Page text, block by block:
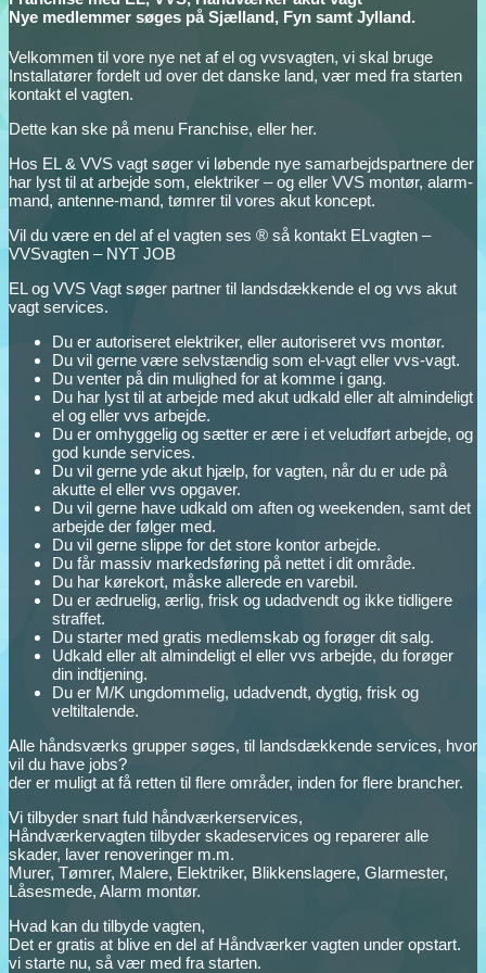
Nye medlemmer søges på Sjælland, Fyn samt Jylland.
Velkommen til vore nye net af el og vvsvagten, vi skal bruge
Installatører fordelt ud over det danske land, vær med fra starten
kontakt el vagten.
Dette kan ske på menu Franchise, eller her.
Hos EL & VVS vagt søger vi løbende nye samarbejdspartnere der
har lyst til at arbejde som, elektriker – og eller VVS montør, alarm-
mand, antenne-mand, tømrer til vores akut koncept.
Vil du være en del af el vagten ses ® så kontakt ELvagten –
VVSvagten – NYT JOB
EL og VVS Vagt søger partner til landsdækkende el og vvs akut
vagt services.
Du er autoriseret elektriker, eller autoriseret vvs montør.
Du vil gerne være selvstændig som el-vagt eller vvs-vagt.
Du venter på din mulighed for at komme i gang.
Du har lyst til at arbejde med akut udkald eller alt almindeligt
el og eller vvs arbejde.
Du er omhyggelig og sætter er ære i et veludført arbejde, og
god kunde services.
Du vil gerne yde akut hjælp, for vagten, når du er ude på
akutte el eller vvs opgaver.
Du vil gerne have udkald om aften og weekenden, samt det
arbejde der følger med.
Du vil gerne slippe for det store kontor arbejde.
Du får massiv markedsføring på nettet i dit område.
Du har kørekort, måske allerede en varebil.
Du er ædruelig, ærlig, frisk og udadvendt og ikke tidligere
straffet.
Du starter med gratis medlemskab og forøger dit salg.
Udkald eller alt almindeligt el eller vvs arbejde, du forøger
din indtjening.
Du er M/K ungdommelig, udadvendt, dygtig, frisk og
veltiltalende.
Alle håndsværks grupper søges, til landsdækkende services, hvor
vil du have jobs?
der er muligt at få retten til flere områder, inden for flere brancher.
Vi tilbyder snart fuld håndværkerservices,
Håndværkervagten tilbyder skadeservices og reparerer alle
skader, laver renoveringer m.m.
Murer, Tømrer, Malere, Elektriker, Blikkenslagere, Glarmester,
Låsesmede, Alarm montør.
Hvad kan du tilbyde vagten,
Det er gratis at blive en del af Håndværker vagten under opstart.
vi starte nu, så vær med fra starten.